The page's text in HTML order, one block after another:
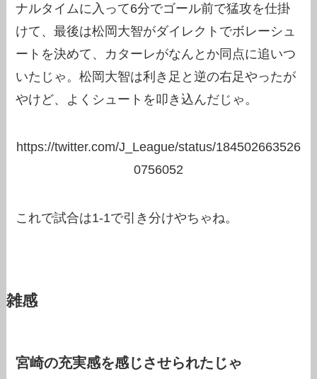
ナルタイムに入って6分でゴール前で猛攻を仕掛
けて、最後は松岡大智がダイレクトでボレーシュ
ートを決めて、カターレがなんとか同点に追いつ
いたじゃ。松岡大智は利き足と逆の右足やったが
やけど、よくシュートを叩き込んだじゃ。
https://twitter.com/J_League/status/184502663526
0756052
これで試合は1-1で引き分けやちゃね。
雑感
宮崎の充実感を感じさせられたじゃ